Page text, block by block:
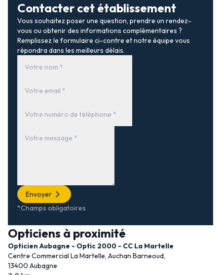
Contacter cet établissement
Vous souhaitez poser une question, prendre un rendez-
vous ou obtenir des informations complémentaires ?
Remplissez le formulaire ci-contre et notre équipe vous
répondra dans les meilleurs délais.
Envoyer
*Champs obligatoires
Opticiens à proximité
Opticien Aubagne - Optic 2000 - CC La Martelle
Centre Commercial La Martelle, Auchan Barneoud,
13400 Aubagne